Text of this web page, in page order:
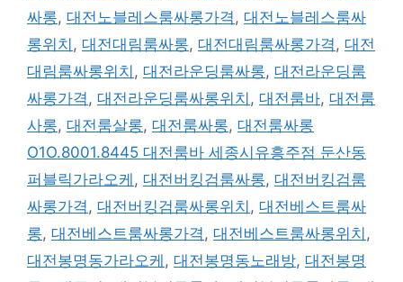
싸롱, 대전노블레스룸싸롱가격 , 대전노블레스룸싸
롱위치 , 대전대림룸싸롱, 대전대림룸싸롱가격 , 대전
대림룸싸롱위치 , 대전라운딩룸싸롱, 대전라운딩룸
싸롱가격 , 대전라운딩룸싸롱위치 , 대전룸바, 대전룸
사롱, 대전룸살롱, 대전룸싸롱, 대전룸싸롱
O1O.8001.8445 대전룸바 세종시유흥주점 둔산동
퍼블릭가라오케 , 대전버킹검룸싸롱, 대전버킹검룸
싸롱가격 , 대전버킹검룸싸롱위치 , 대전베스트룸싸
롱, 대전베스트룸싸롱가격 , 대전베스트룸싸롱위치 ,
대전봉명동가라오케 , 대전봉명동노래방, 대전봉명